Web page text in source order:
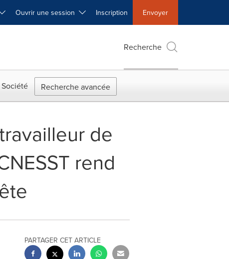
Ouvrir une session Inscription Envoyer
Recherche
Société Recherche avancée
de
rend
PARTAGER CET ARTICLE